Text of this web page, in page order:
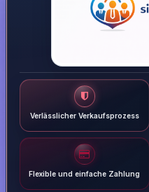
Verlässlicher Verkaufsprozess
Flexible und einfache Zahlung